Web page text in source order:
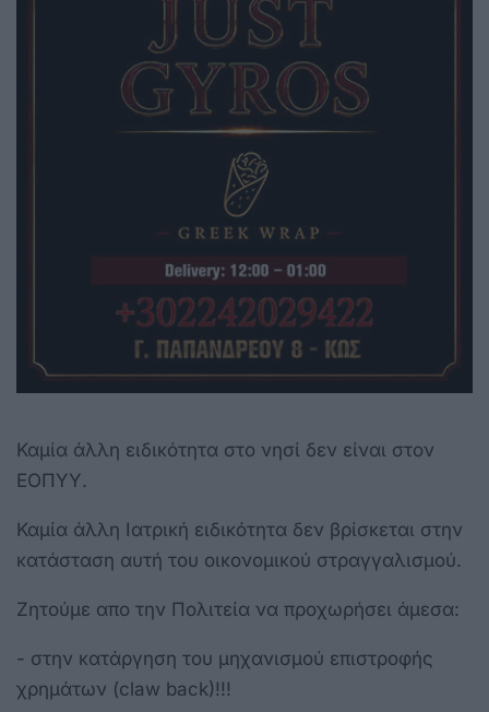
Καμία άλλη ειδικότητα στο νησί δεν είναι στον
ΕΟΠΥΥ.
Καμία άλλη Ιατρική ειδικότητα δεν βρίσκεται στην
κατάσταση αυτή του οικονομικού στραγγαλισμού.
Ζητούμε απο την Πολιτεία να προχωρήσει άμεσα:
- στην κατάργηση του μηχανισμού επιστροφής
χρημάτων (claw back)!!!